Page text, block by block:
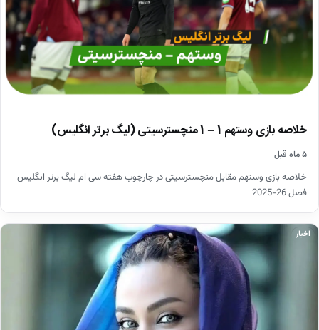
خلاصه بازی وستهم 1 – 1 منچسترسیتی (لیگ برتر انگلیس)
۵ ماه قبل
خلاصه بازی وستهم مقابل منچسترسیتی در چارچوب هفته سی ام لیگ برتر انگلیس
فصل 26-2025
اخبار